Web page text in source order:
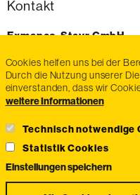
Kontakt
Exmanco-Steyr GmbH
4407Steyr-Gleink
AT
Telefon:voice
+43 7252 / 470 87
Fax:fax
+43 7252 / 470 87-20
E-Mail:email
info@exmanco-
Cookies helfen uns bei der
Durch die Nutzung unserer
einverstanden, dass wir
weitere Informationen
Technisch notwendige
Statistik Cookies
Einstellungen speichern